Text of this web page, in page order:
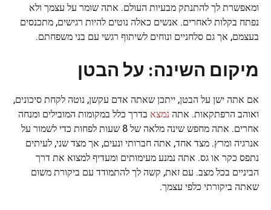
ומאפשרת לך להתנתק מבעיות העולם. אתה שומר על עצמך ולא
נפתח בקלות לאחרים. אנשים כאלה נוטים להיות רגישים, מתכנסים
בעצמם, אך גם סלחניים ונוחים לשיתוף רגשי עם בני משפחתם.
מיקום השינה: על הבטן
אם אתה ישן על הבטן, ייתכן שאתה אדם עקשן, נוטה לקחת סיכונים,
ואוהב הרפתקאות. אתה נמצא בדרך כלל במקומות המובילים ומנחה
אחרים. אתה מחפש שינה מלאה של 8 שעות לפחות כדי לשמור על
אנרגיה ומרץ. מצד אחד, אתה חברותי ונעים, אך מצד שני, לעיתים
נתפס כקר או גס. אתה נמנע מעימותים ומעדיף למצוא את דרך
הביניים בכל מצב. עם זאת, קשה לך להתמודד עם ביקורת משום
שאתה ביקורתי כלפי עצמך.